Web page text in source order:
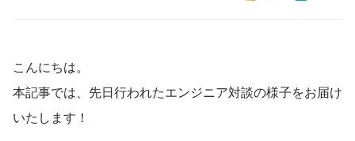
こんにちは。
本記事では、先日行われたエンジニア対談の様子をお届け
いたします！